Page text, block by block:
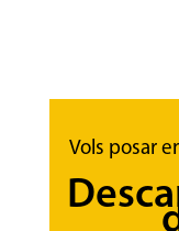
Vols posar